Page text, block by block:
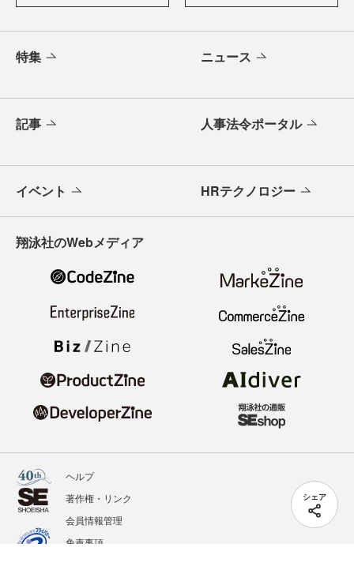
シェア
特集 ニュース
記事 人事法令ポータル
イベント HRテクノロジー
翔泳社のWebメディア
ヘルプ
著作権・リンク
会員情報管理
免責事項